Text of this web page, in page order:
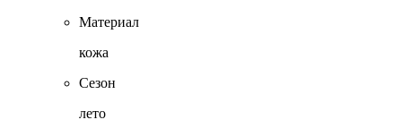
Материал
кожа
Сезон
лето